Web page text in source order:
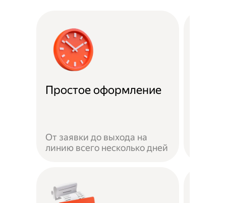
Простое оформление
От заявки до выхода на
линию всего несколько дней